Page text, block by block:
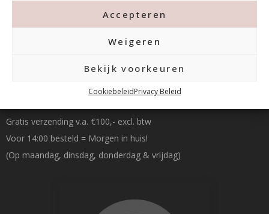
Accepteren
Weigeren
Bekijk voorkeuren
CookiebeleidPrivacy Beleid
Gratis verzending v.a. €100,- excl. btw
Voor 14:00 besteld = Morgen in huis!
(Op maandag, dinsdag, donderdag & vrijdag)